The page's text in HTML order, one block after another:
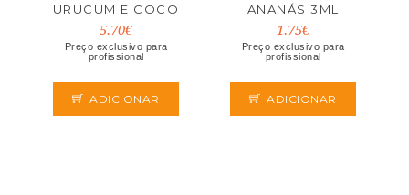
URUCUM E COCO
200ML BODY
SECRETS
5.70€
Preço exclusivo para
profissional
ADICIONAR
ANANÁS 3ML
1.75€
Preço exclusivo para
profissional
ADICIONAR